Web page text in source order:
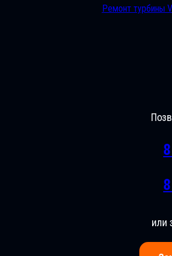
Ремонт турбины
или